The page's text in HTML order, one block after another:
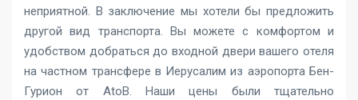
неприятной. В заключение мы хотели бы предложить
другой вид транспорта. Вы можете с комфортом и
удобством добраться до входной двери вашего отеля
на частном трансфере в Иерусалим из аэропорта Бен-
Гурион от AtoB. Наши цены были тщательно